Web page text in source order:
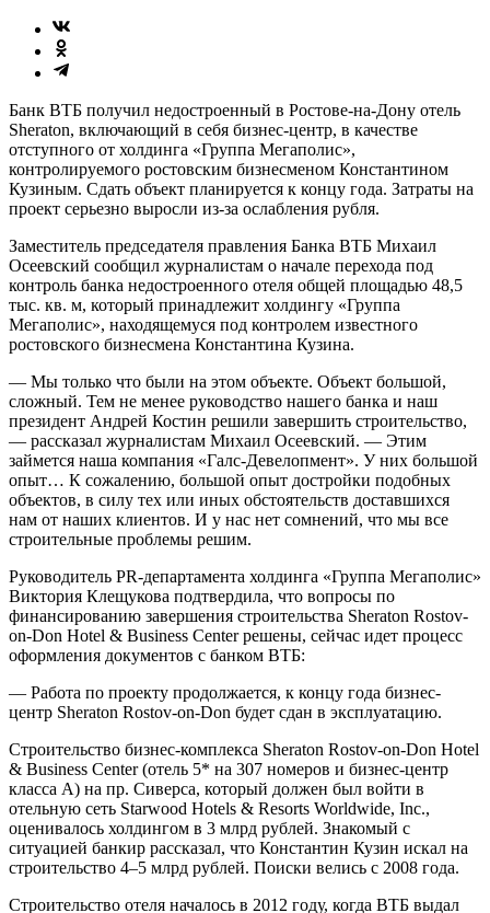
Банк ВТБ получил недостроенный в Ростове-на-Дону отель
Sheraton, включающий в себя бизнес-центр, в качестве
отступного от холдинга «Группа Мегаполис»,
контролируемого ростовским бизнесменом Константином
Кузиным. Сдать объект планируется к концу года. Затраты на
проект серьезно выросли из-за ослабления рубля.
Заместитель председателя правления Банка ВТБ Михаил
Осеевский сообщил журналистам о начале перехода под
контроль банка недостроенного отеля общей площадью 48,5
тыс. кв. м, который принадлежит холдингу «Группа
Мегаполис», находящемуся под контролем известного
ростовского бизнесмена Константина Кузина.
— Мы только что были на этом объекте. Объект большой,
сложный. Тем не менее руководство нашего банка и наш
президент Андрей Кос­тин решили завершить строительство,
— рассказал журналистам Михаил Осеевский. — Этим
займется наша компания «Галс-Девелоп­мент». У них большой
опыт… К сожалению, большой опыт достройки подобных
объектов, в силу тех или иных обстоятельств доставшихся
нам от наших клиентов. И у нас нет сомнений, что мы все
строительные проблемы решим.
Руководитель PR-департамента холдинга «Группа Мегаполис»
Виктория Клещукова подтвердила, что вопросы по
финансированию завершения строительства Sheraton Rostov-
on-Don Hotel & Business Center решены, сейчас идет процесс
оформления документов с банком ВТБ:
— Работа по проекту продолжается, к концу года бизнес-
центр Sheraton Rostov-on-Don будет сдан в эксплуатацию.
Строительство бизнес-комплекса Sheraton Rostov-on-Don Hotel
& Business Center (отель 5* на 307 номеров и бизнес-центр
класса А) на пр. Сиверса, который должен был войти в
отельную сеть Starwood Ho­tels & Resorts Worldwide, Inc.,
оценивалось холдингом в 3 млрд рублей. Знакомый с
ситуацией банкир рассказал, что Константин Кузин искал на
строительство 4–5 млрд рублей. Поиски велись с 2008 года.
Строительство отеля началось в 2012 году, когда ВТБ выдал